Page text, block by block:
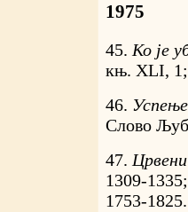
1975
45. Ко је
књ. XLI, 1;
46.
Слово
47. Црвени
1309-
1753-